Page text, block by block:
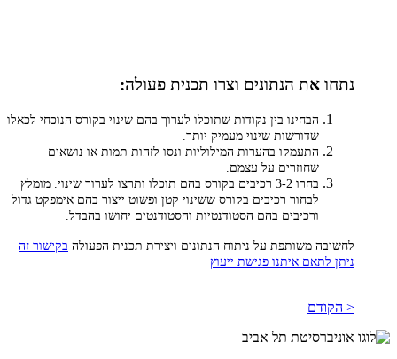
נתחו את הנתונים וצרו תכנית פעולה:
הבחינו בין נקודות שתוכלו לערוך בהם שינוי בקורס הנוכחי לכאלו
שדורשות שינוי מעמיק יותר.
התעמקו בהערות המילוליות ונסו לזהות תמות או נושאים
שחוזרים על עצמם.
בחרו 3-2 רכיבים בקורס בהם תוכלו ותרצו לערוך שינוי. מומלץ
לבחור רכיבים בקורס ששינוי קטן ופשוט ייצור בהם אימפקט גדול
ורכיבים בהם הסטודנטיות והסטודנטים יחושו בהבדל.
לחשיבה משותפת על ניתוח הנתונים ויצירת תכנית הפעולה בקישור זה
ניתן לתאם איתנו פגישת ייעוץ
< הקודם